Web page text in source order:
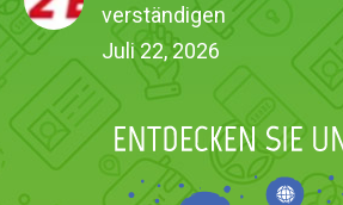
verständigen
Juli 22, 2026